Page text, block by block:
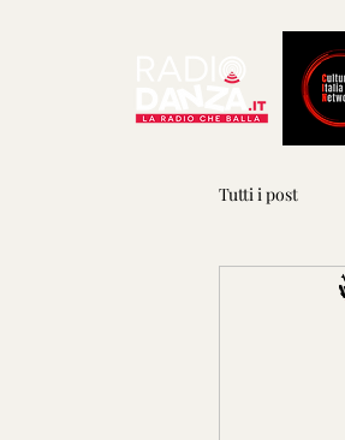
Tutti i post